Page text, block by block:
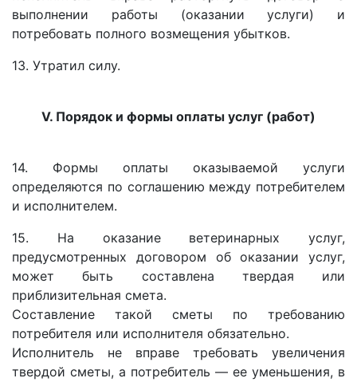
выполнении работы (оказании услуги) и
потребовать полного возмещения убытков.
13. Утратил силу.
V. Порядок и формы оплаты услуг (работ)
14. Формы оплаты оказываемой услуги
определяются по соглашению между потребителем
и исполнителем.
15. На оказание ветеринарных услуг,
предусмотренных договором об оказании услуг,
может быть составлена твердая или
приблизительная смета.
Составление такой сметы по требованию
потребителя или исполнителя обязательно.
Исполнитель не вправе требовать увеличения
твердой сметы, а потребитель — ее уменьшения, в